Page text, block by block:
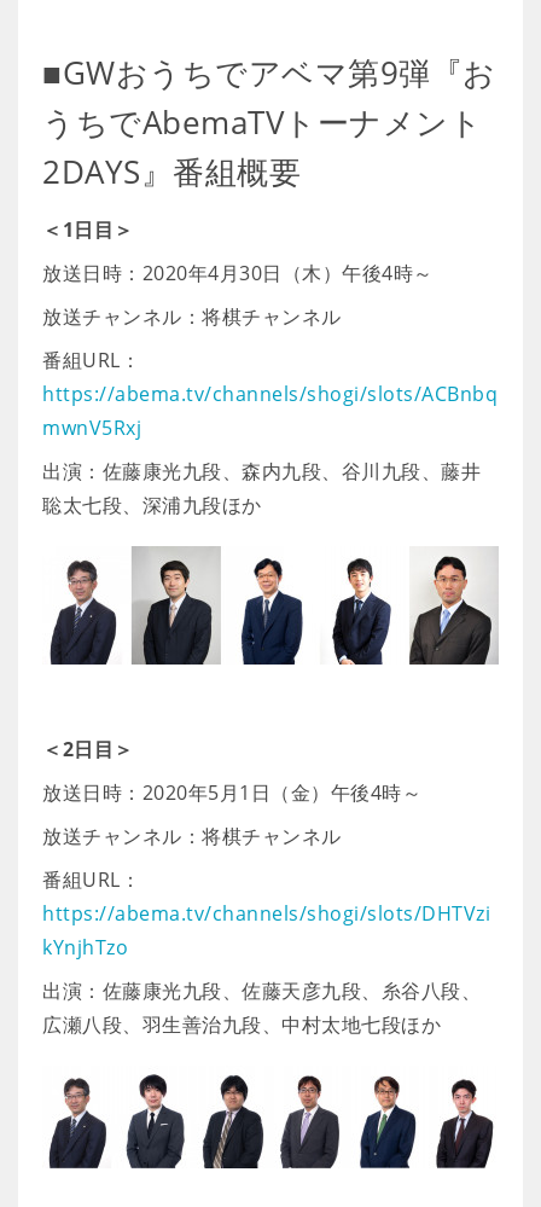
■GWおうちでアベマ第9弾『お
うちでAbemaTVトーナメント
2DAYS』番組概要
＜1日目＞
放送日時：2020年4月30日（木）午後4時～
放送チャンネル：将棋チャンネル
番組URL：
https://abema.tv/channels/shogi/slots/ACBnbq
mwnV5Rxj
出演：佐藤康光九段、森内九段、谷川九段、藤井
聡太七段、深浦九段ほか
＜2日目＞
放送日時：2020年5月1日（金）午後4時～
放送チャンネル：将棋チャンネル
番組URL：
https://abema.tv/channels/shogi/slots/DHTVzi
kYnjhTzo
出演：佐藤康光九段、佐藤天彦九段、糸谷八段、
広瀬八段、羽生善治九段、中村太地七段ほか